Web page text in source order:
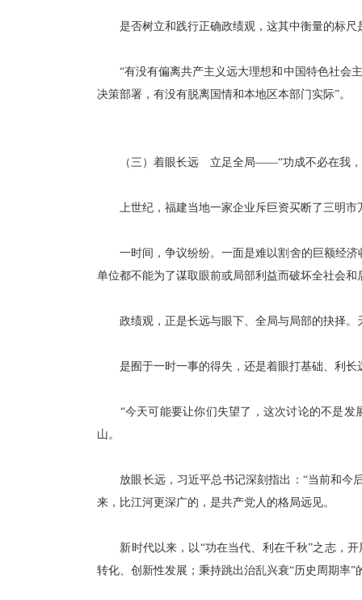
是否树立和践行正确政绩观，这其中衡量的标尺
“有没有偏离共产主义远大理想和中国特色社会主
决策部署，有没有脱离国情和本地区本部门实际”。
（三）着眼长远 立足全局——“功成不必在我，
上世纪，福建当地一家企业斥巨资买断了三明市
一时间，争议纷纷。一面是难以割舍的巨额经济
单位都不能为了谋取眼前或局部利益而破坏全社会和
政绩观，正是长远与眼下、全局与局部的抉择。
是囿于一时一事的得失，还是着眼打基础、利长
“今天可能要让你们失望了，这次讨论的不是发
山。
放眼长远，习近平总书记深刻指出：“当前和今后
来，比江河更深广的，是共产党人的格局远见。
新时代以来，以“功在当代、利在千秋”之志，开
转化、创新性发展；秉持跳出治乱兴衰“历史周期